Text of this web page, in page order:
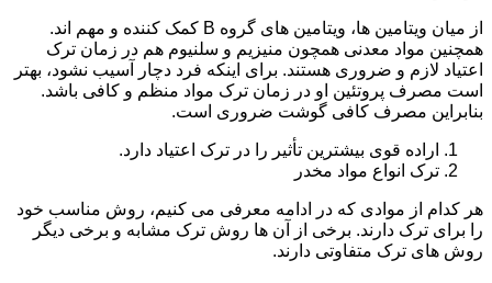
از میان ویتامین ها، ویتامین های گروه B کمک کننده و مهم اند.
همچنین مواد معدنی همچون منیزیم و سلنیوم هم در زمان ترک
اعتیاد لازم و ضروری هستند. برای اینکه فرد دچار آسیب نشود، بهتر
است مصرف پروتئین او در زمان ترک مواد منظم و کافی باشد.
بنابراین مصرف کافی گوشت ضروری است.
اراده قوی بیشترین تأثیر را در ترک اعتیاد دارد.
ترک انواع مواد مخدر
هر کدام از موادی که در ادامه معرفی می کنیم، روش مناسب خود
را برای ترک دارند. برخی از آن ها روش ترک مشابه و برخی دیگر
روش های ترک متفاوتی دارند.